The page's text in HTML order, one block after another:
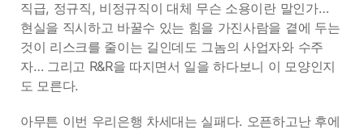
직급, 정규직, 비정규직이 대체 무슨 소용이란 말인가…
현실을 직시하고 바꿀수 있는 힘을 가진사람을 곁에 두는
것이 리스크를 줄이는 길인데도 그놈의 사업자와 수주
자… 그리고 R&R을 따지면서 일을 하다보니 이 모양인지
도 모른다.
아무튼 이번 우리은행 차세대는 실패다. 오픈하고난 후에